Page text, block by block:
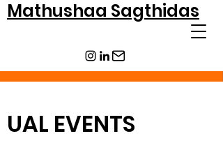
Mathushaa Sagthidas
UAL EVENTS